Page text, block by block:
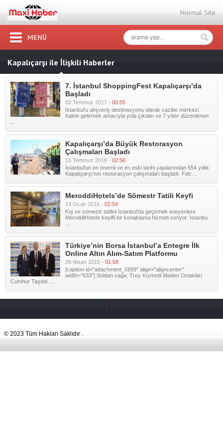
Normal Site
MENÜ
Kapalıçarşı ile İlişkili Haberler
7. İstanbul ShoppingFest Kapalıçarşı’da
Başladı
03 Temmuz 2017 - 00:55
İstanbul'u alışveriş destinasyonu olarak cazibe merkezi
haline getirmek amacıyla yola çıkılan ve 7 yıldır düzenlenen
Kapalıçarşı’da Büyük Restorasyon
Çalışmaları Başladı
15 Temmuz 2016 - 02:56
İstanbul'un en önemli ve en eski tarihi yapılarından 554 yıllık
Kapalıçarşı’nın restorasyon çalışmaları başladı. Fati ...
MeroddiHotels’de Sömestr Tatili Keyfi
13 Ocak 2016 - 02:54
Kış ve sömestr tatilini İstanbul’da geçirmek isteyenlere
MeroddiHotels keyifli bir konaklama hizmeti veriyor. İstanbu
Türkiye’nin Borsa İstanbul’a Entegre İlk
Online Altın Alım-Satım Platformu
29 Nisan 2015 - 01:58
[caption id="attachment_5999" align="aligncenter"
width="633"] Soldan sağa: Troy Kıymetli Maden Ortakları
Cumhur Taşdel ...
© 2023 Tüm Hakları Saklıdır .